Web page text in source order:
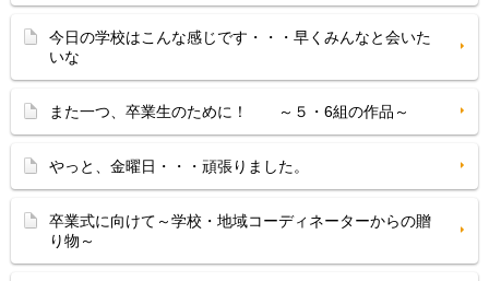
今日の学校はこんな感じです・・・早くみんなと会いた
いな
また一つ、卒業生のために！ ～５・6組の作品～
やっと、金曜日・・・頑張りました。
卒業式に向けて～学校・地域コーディネーターからの贈
り物～